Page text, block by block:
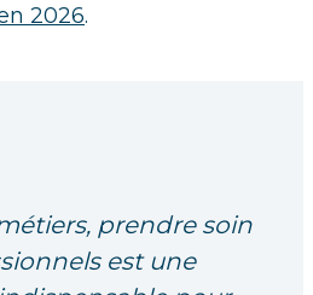
2026.
prendre soin
est une